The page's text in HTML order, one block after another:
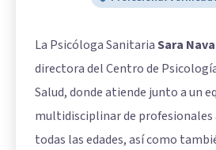
La Psicóloga SanitariaSara
directora del Centro de
Salud, donde atiende junto a un
multidisciplinar de profesionales
todas las edades, así como